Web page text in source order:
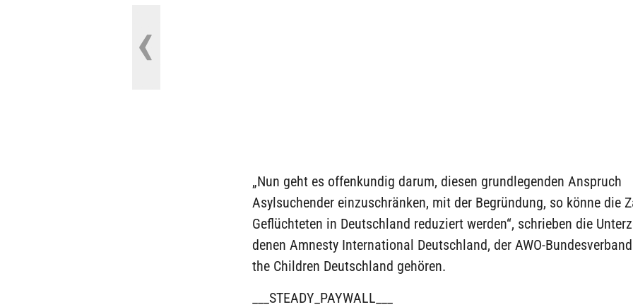
„Nun geht es offenkundig darum, diesen grundlegenden Anspruch
Asylsuchender einzuschränken, mit der Begründung, so könne die
Geflüchteten in Deutschland reduziert werden“, schrieben die
denen Amnesty International Deutschland, der AWO-
the Children Deutschland gehören.
___STEADY_PAYWALL___